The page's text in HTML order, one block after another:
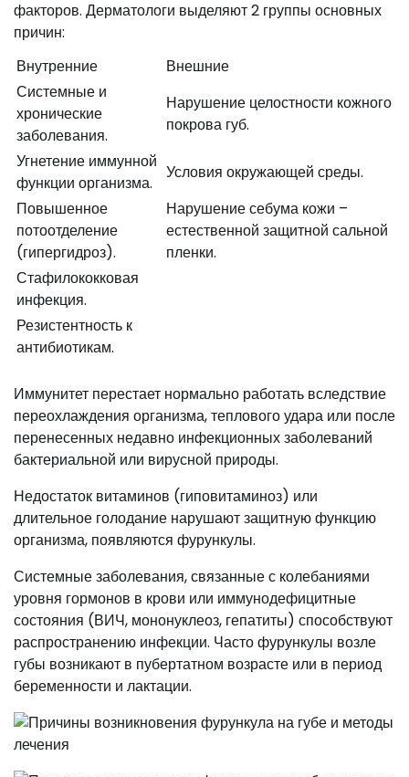
факторов. Дерматологи выделяют 2 группы основных
причин:
Внутренние
Внешние
Системные и
хронические
заболевания.
Нарушение целостности кожного
покрова губ.
Угнетение иммунной
функции организма.
Условия окружающей среды.
Повышенное
потоотделение
(гипергидроз).
Нарушение себума кожи –
естественной защитной сальной
пленки.
Стафилококковая
инфекция.
Резистентность к
антибиотикам.
Иммунитет перестает нормально работать вследствие
переохлаждения организма, теплового удара или после
перенесенных недавно инфекционных заболеваний
бактериальной или вирусной природы.
Недостаток витаминов (гиповитаминоз) или
длительное голодание нарушают защитную функцию
организма, появляются фурункулы.
Системные заболевания, связанные с колебаниями
уровня гормонов в крови или иммунодефицитные
состояния (ВИЧ, мононуклеоз, гепатиты) способствуют
распространению инфекции. Часто фурункулы возле
губы возникают в пубертатном возрасте или в период
беременности и лактации.